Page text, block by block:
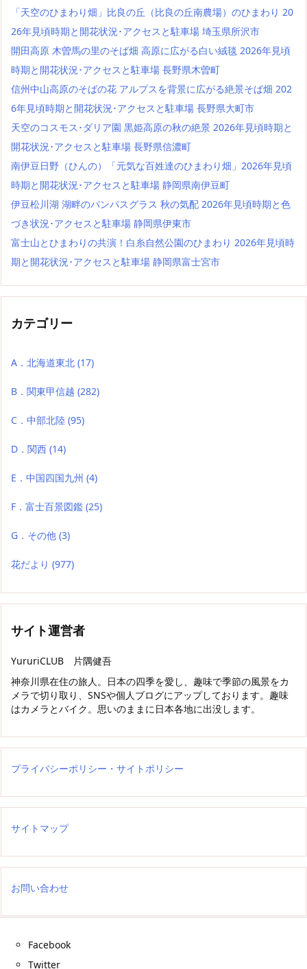
「天空のひまわり畑」比良の丘（比良の丘南農場）のひまわり 20
26年見頃時期と開花状況･アクセスと駐車場 埼玉県所沢市
開田高原 木曽馬の里のそば畑 高原に広がる白い絨毯 2026年見頃
時期と開花状況･アクセスと駐車場 長野県木曽町
信州中山高原のそばの花 アルプスを背景に広がる絶景そば畑 202
6年見頃時期と開花状況･アクセスと駐車場 長野県大町市
天空のコスモス･ダリア園 黒姫高原の秋の絶景 2026年見頃時期と
開花状況･アクセスと駐車場 長野県信濃町
南伊豆日野（ひんの）「元気な百姓達のひまわり畑」2026年見頃
時期と開花状況･アクセスと駐車場 静岡県南伊豆町
伊豆松川湖 湖畔のパンパスグラス 秋の気配 2026年見頃時期と色
づき状況･アクセスと駐車場 静岡県伊東市
富士山とひまわりの共演！白糸自然公園のひまわり 2026年見頃時
期と開花状況･アクセスと駐車場 静岡県富士宮市
カテゴリー
A．北海道東北 (17)
B．関東甲信越 (282)
C．中部北陸 (95)
D．関西 (14)
E．中国四国九州 (4)
F．富士百景図鑑 (25)
G．その他 (3)
花だより (977)
サイト運営者
YururiCLUB 片隅健吾
神奈川県在住の旅人。日本の四季を愛し、趣味で季節の風景をカ
メラで切り取り、SNSや個人ブログにアップしております。趣味
はカメラとバイク。思いのままに日本各地に出没します。
プライバシーポリシー・サイトポリシー
サイトマップ
お問い合わせ
Facebook
Twitter